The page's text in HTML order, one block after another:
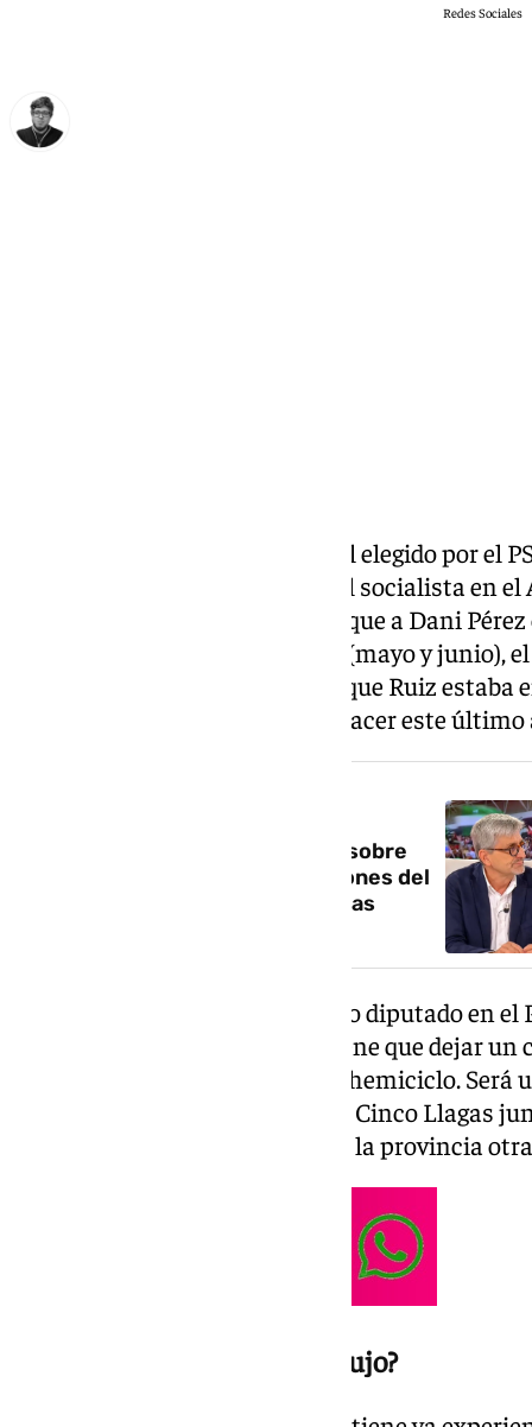
Redes Sociales
El edil Mariano Ruiz Araujo es el elegido por el
portavocía del grupo municipial socialista en
de confirmación oficial, puesto que a Dani
plenos en la Casona del Parque (mayo y junio),
fichas de un modo esperado ya que Ruiz
nombre que más sonaba para hacer este
Josele Aguilar elude el debate sobre
Dani Pérez y centra las intenciones del
PSOE en las elecciones andaluzas
Dani Pérez, que fue elegido como diputado en
como número tres en la lista tiene que dejar un
semanas hasta que se forme el hemiciclo.
socialistas en el Hospital de las Cinco Llagas
encabezaba la lista del PSOE en la provincia
¿Quién es Mariano Ruiz Araujo?